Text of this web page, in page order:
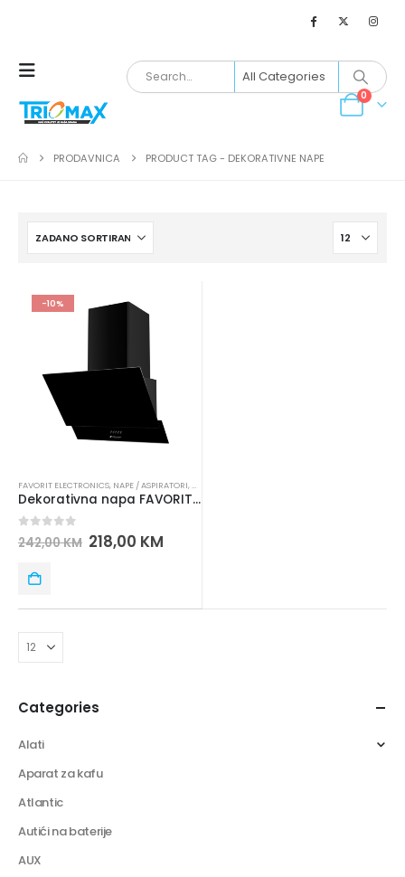
0
PRODAVNICA PRODUCT TAG - DEKORATIVNE NAPE
-10%
FAVORIT ELECTRONICS, NAPE / ASPIRATORI,UGRADNA TEHNIKA
Dekorativna napa FAVORIT LD46BB-60
out of 5
242,00KM 218,00 KM
Categories
Alati
Aparat za kafu
Atlantic
Autići na baterije
AUX